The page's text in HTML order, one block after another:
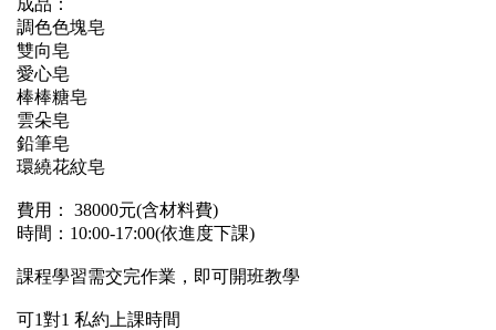
成品：
調色色塊皂
雙向皂
愛心皂
棒棒糖皂
雲朵皂
鉛筆皂
環繞花紋皂
費用： 38000元(含材料費)
時間：10:00-17:00(依進度下課)
課程學習需交完作業，即可開班教學
可1對1 私約上課時間